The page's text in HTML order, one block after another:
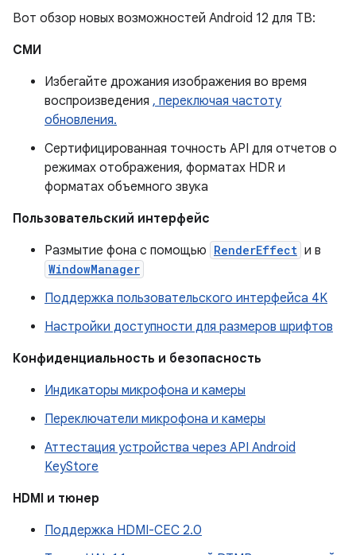
Вот обзор новых возможностей Android 12 для ТВ:
СМИ
Избегайте дрожания изображения во время
воспроизведения , переключая частоту
обновления.
Сертифицированная точность API для отчетов о
режимах отображения, форматах HDR и
форматах объемного звука
Пользовательский интерфейс
Размытие фона с помощью RenderEffect и в
WindowManager
Поддержка пользовательского интерфейса 4K
Настройки доступности для размеров шрифтов
Конфиденциальность и безопасность
Индикаторы микрофона и камеры
Переключатели микрофона и камеры
Аттестация устройства через API Android
KeyStore
HDMI и тюнер
Поддержка HDMI-CEC 2.0